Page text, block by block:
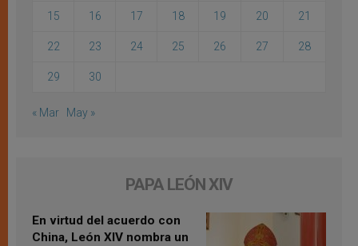
15 16 17 18 19 20 21
22 23 24 25 26 27 28
29 30
« Mar May »
PAPA LEÓN XIV
En virtud del acuerdo con
China, León XIV nombra un